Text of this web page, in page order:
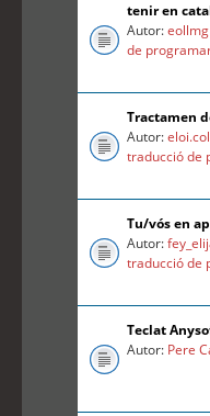
tenir en
Autor:eollmg
de
Tractamen
Autor:
traducció de
Tu/vós en
Autor:
traducció de
Teclat
Autor: Pere